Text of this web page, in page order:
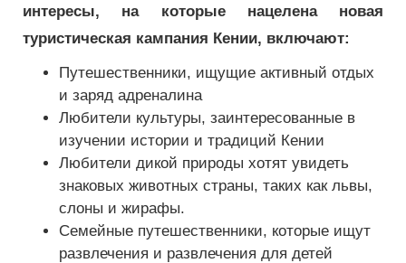
интересы, на которые нацелена новая
туристическая кампания Кении, включают:
Путешественники, ищущие активный отдых
и заряд адреналина
Любители культуры, заинтересованные в
изучении истории и традиций Кении
Любители дикой природы хотят увидеть
знаковых животных страны, таких как львы,
слоны и жирафы.
Семейные путешественники, которые ищут
развлечения и развлечения для детей